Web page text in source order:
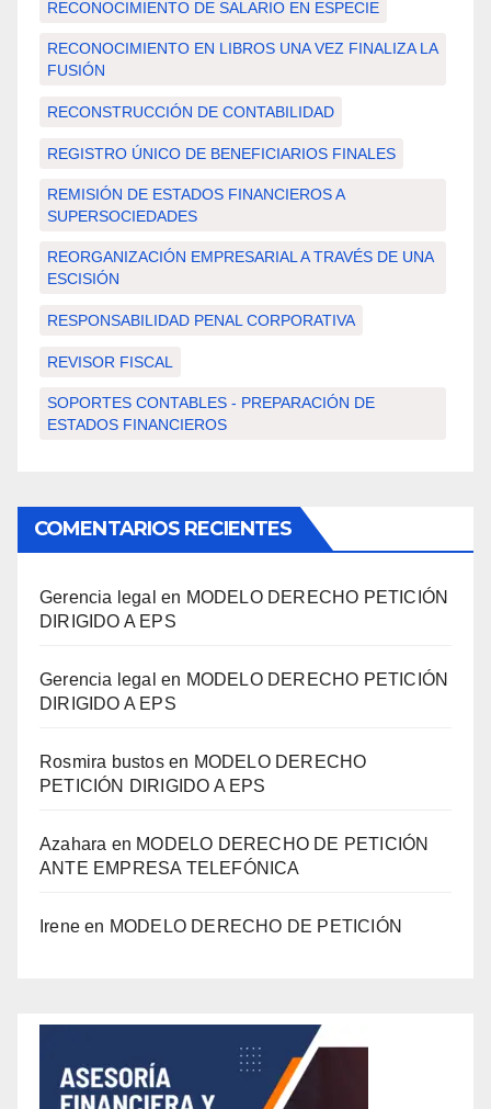
RECONOCIMIENTO DE SALARIO EN ESPECIE
RECONOCIMIENTO EN LIBROS UNA VEZ FINALIZA LA
FUSIÓN
RECONSTRUCCIÓN DE CONTABILIDAD
REGISTRO ÚNICO DE BENEFICIARIOS FINALES
REMISIÓN DE ESTADOS FINANCIEROS A
SUPERSOCIEDADES
REORGANIZACIÓN EMPRESARIAL A TRAVÉS DE UNA
ESCISIÓN
RESPONSABILIDAD PENAL CORPORATIVA
REVISOR FISCAL
SOPORTES CONTABLES - PREPARACIÓN DE
ESTADOS FINANCIEROS
COMENTARIOS RECIENTES
Gerencia legal en MODELO DERECHO PETICIÓN
DIRIGIDO A EPS
Gerencia legal en MODELO DERECHO PETICIÓN
DIRIGIDO A EPS
Rosmira bustosen MODELO DERECHO
PETICIÓN DIRIGIDO A EPS
Azahara en MODELO DERECHO DE PETICIÓN
ANTE EMPRESA TELEFÓNICA
Irene en MODELO DERECHO DE PETICIÓN